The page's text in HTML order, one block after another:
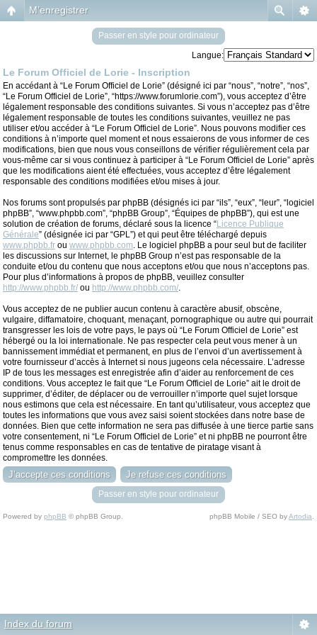
M’enregistrer
Passer en style pour ordinateur
Langue:
Le Forum Officiel de Lorie - Inscription
En accédant à “Le Forum Officiel de Lorie” (désigné ici par “nous”, “notre”, “nos”,
“Le Forum Officiel de Lorie”, “https://www.forumlorie.com”), vous acceptez d’être
légalement responsable des conditions suivantes. Si vous n’acceptez pas d’être
légalement responsable de toutes les conditions suivantes, veuillez ne pas
utiliser et/ou accéder à “Le Forum Officiel de Lorie”. Nous pouvons modifier ces
conditions à n’importe quel moment et nous essaierons de vous informer de ces
modifications, bien que nous vous conseillons de vérifier régulièrement cela par
vous-même car si vous continuez à participer à “Le Forum Officiel de Lorie” après
que les modifications aient été effectuées, vous acceptez d’être légalement
responsable des conditions modifiées et/ou mises à jour.
Nos forums sont propulsés par phpBB (désignés ici par “ils”, “eux”, “leur”, “logiciel
phpBB”, “www.phpbb.com”, “phpBB Group”, “Équipes de phpBB”), qui est une
solution de création de forums, déclaré sous la licence “Licence Publique
Générale” (désignée ici par “GPL”) et qui peut être téléchargé depuis
www.phpbb.fr ou www.phpbb.com. Le logiciel phpBB a pour seul but de faciliter
les discussions sur Internet, le phpBB Group n’est pas responsable de la
conduite et/ou du contenu que nous acceptons et/ou que nous n’acceptons pas.
Pour plus d’informations à propos de phpBB, veuillez consulter
http://www.phpbb.fr/ ou http://www.phpbb.com/.
Vous acceptez de ne publier aucun contenu à caractère abusif, obscène,
vulgaire, diffamatoire, choquant, menaçant, pornographique ou autre qui pourrait
transgresser les lois de votre pays, le pays où “Le Forum Officiel de Lorie” est
hébergé ou la loi internationale. Ne pas respecter cela peut vous mener à un
bannissement immédiat et permanent, en plus de l’envoi d’un avertissement à
votre fournisseur d’accès à Internet si nous jugeons cela nécessaire. L’adresse
IP de tous les messages est enregistrée afin d’aider au renforcement de ces
conditions. Vous acceptez le fait que “Le Forum Officiel de Lorie” ait le droit de
supprimer, d’éditer, de déplacer ou de verrouiller n’importe quel sujet lorsque
nous estimons que cela est nécessaire. En tant qu’utilisateur, vous acceptez que
toutes les informations que vous avez saisi soient stockées dans notre base de
données. Bien que cette information ne sera pas diffusée à une tierce partie sans
votre consentement, ni “Le Forum Officiel de Lorie” et ni phpBB ne pourront être
tenus comme responsables en cas de tentative de piratage visant à
compromettre les données.
Passer en style pour ordinateur
Powered by phpBB © phpBB Group. phpBB Mobile / SEO byArtodia
Index du forum